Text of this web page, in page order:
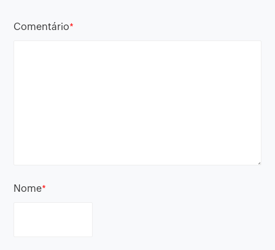
Comentário*
Nome*